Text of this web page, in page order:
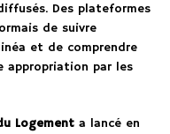
Des plateformes
de suivre
et de comprendre
appropriation par les
Logement a lancé en